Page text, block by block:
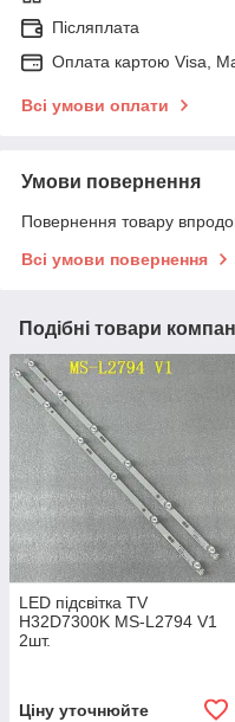
Післяплата
Оплата картою Visa,
Всі умови оплати
Умови повернення
Повернення товару
Всі умови повернення
Подібні товари
LED підсвітка TV
H32D7300K MS-L2794 V1
2шт.
Ціну уточнюйте